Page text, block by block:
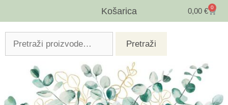
Košarica 0,00 € 0
Pretraži